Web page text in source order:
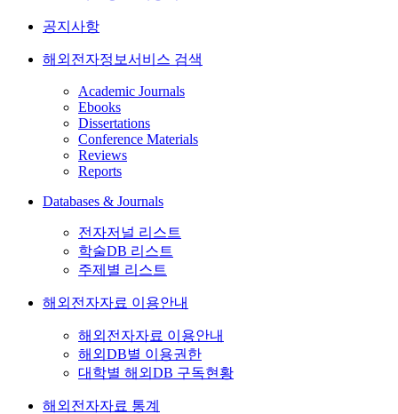
공지사항
해외전자정보서비스 검색
Academic Journals
Ebooks
Dissertations
Conference Materials
Reviews
Reports
Databases & Journals
전자저널 리스트
학술DB 리스트
주제별 리스트
해외전자자료 이용안내
해외전자자료 이용안내
해외DB별 이용권한
대학별 해외DB 구독현황
해외전자자료 통계